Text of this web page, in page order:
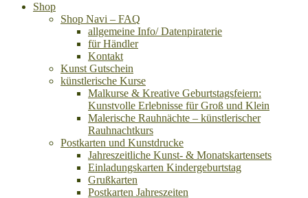
Shop
Shop Navi – FAQ
allgemeine Info/ Datenpiraterie
für Händler
Kontakt
Kunst Gutschein
künstlerische Kurse
Malkurse & Kreative Geburtstagsfeiern:
Kunstvolle Erlebnisse für Groß und Klein
Malerische Rauhnächte – künstlerischer
Rauhnachtkurs
Postkarten und Kunstdrucke
Jahreszeitliche Kunst- & Monatskartensets
Einladungskarten Kindergeburtstag
Grußkarten
Postkarten Jahreszeiten